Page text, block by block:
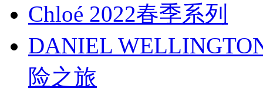
Chloé 2022春季系列
DANIEL
险之旅